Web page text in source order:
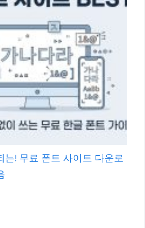
는! 무료 폰트 사이트 다운로